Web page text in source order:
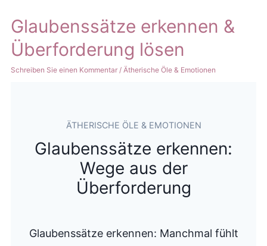
Glaubenssätze erkennen &
Überforderung lösen
Schreiben Sie einen Kommentar /Ätherische Öle & Emotionen
ÄTHERISCHE ÖLE & EMOTIONEN
Glaubenssätze erkennen:
Wege aus der
Überforderung
Glaubenssätze erkennen: Manchmal fühlt